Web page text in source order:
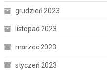
grudzień 2023
listopad 2023
marzec 2023
styczeń 2023